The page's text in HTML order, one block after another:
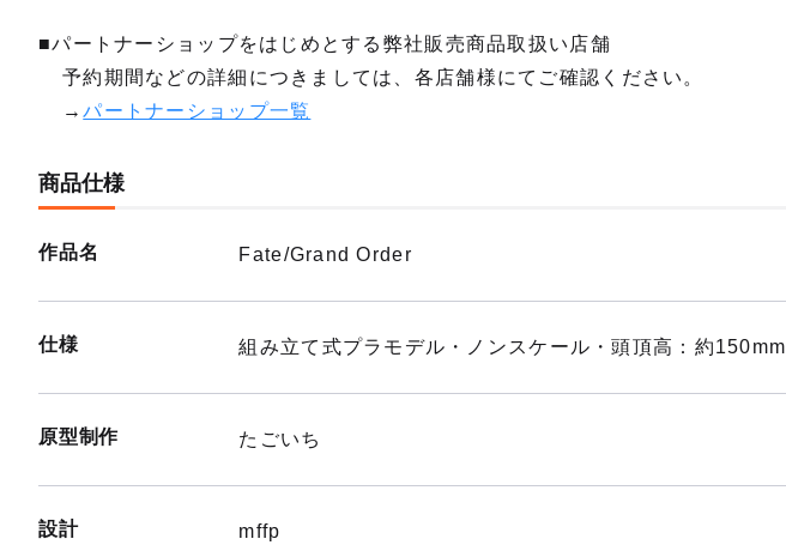
■パートナーショップをはじめとする弊社販売商品取扱い店舗
予約期間などの詳細につきましては、各店舗様にてご確認ください。
→パートナーショップ一覧
商品仕様
作品名 Fate/Grand Order
仕様 組み立て式プラモデル・ノンスケール・頭頂高：約150mm
原型制作 たごいち
設計 mffp